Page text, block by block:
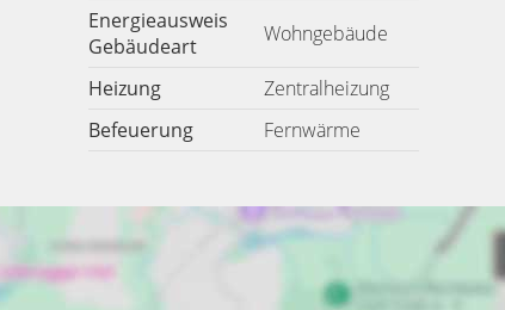
Energieausweis
Gebäudeart
Wohngebäude
Heizung
Zentralheizung
Befeuerung
Fernwärme